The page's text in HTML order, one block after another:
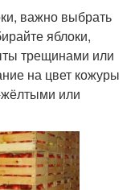
важно выбрать
яблоки,
трещинами или
на цвет кожуры
или